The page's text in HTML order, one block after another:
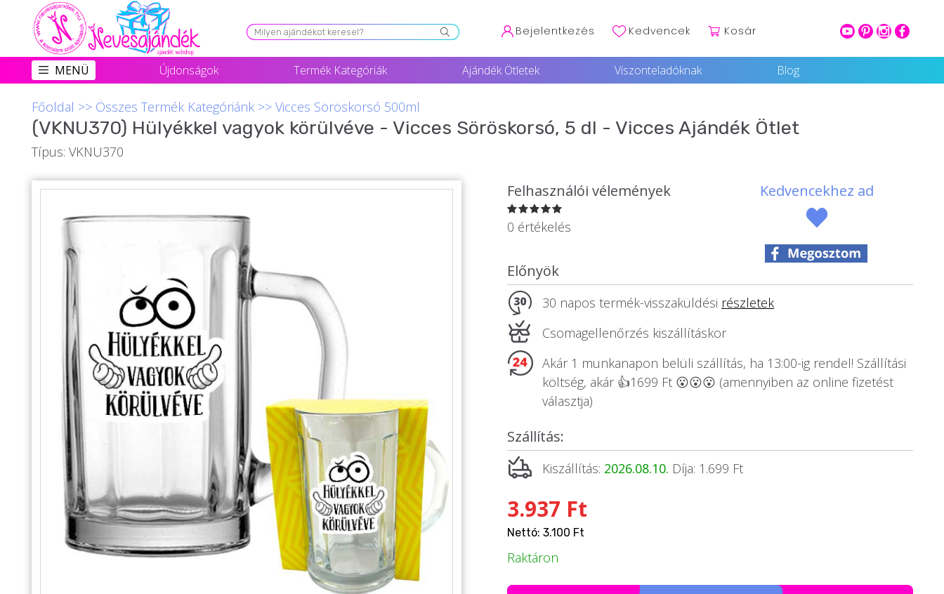
Viszonteladóknak
Újdonságok
Grill Party Kellékek ❤️
Egyedi Ajándékok Rendelés
Szerelmes Ajándékok ❤
Budapest Ajándéktárgyak
Szülinapi ajándékok
Ajándék Ötletek Férfiaknak
Ajándék Nőknek
Ajándék Gyerekeknek
Családtagoknak
Barátnak/Barátnőnek
Party kellékek
Névnapi ajándékok
Vicces ajándékok
Bejelentkezés Kedvencek Kosárfacebook
intagram
pinterest
youtube
MENÜ Újdonságok Termék Kategóriák Ajándék Ötletek Viszonteladóknak Blog
Főoldal >> Összes Termék Kategóriánk>> Vicces Söröskorsó 500ml
(VKNU370) Hülyékkel vagyok körülvéve - Vicces Söröskorsó, 5 dl - Vicces Ajándék Ötlet
Típus: VKNU370
Felhasználói vélemények
0 értékelés
Kedvencekhez ad
Előnyök
30 napos termék-visszaküldési részletek
Csomagellenőrzés kiszállításkor
Akár 1 munkanapon belüli szállítás, ha 13:00-ig rendel! Szállítási
költség, akár 👍1699 Ft 😮😮😮 (amennyiben az online fizetést
választja)
Szállítás:
Kiszállítás: 2026.08.10. Díja: 1.699 Ft
3.937 Ft
Nettó: 3.100 Ft
Raktáron